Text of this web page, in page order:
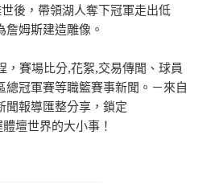
後，帶領湖人奪下冠軍走出低
姆斯建造雕像。
，賽場比分,花絮,交易傳聞、球員
總冠軍賽等職籃賽事新聞。－來自
聞報導匯整分享，鎖定
體壇世界的大小事！